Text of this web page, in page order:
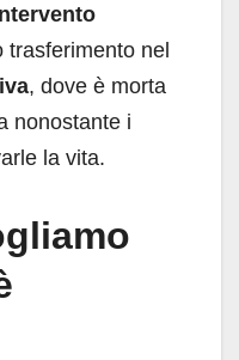
trasferimento nel
, dove è morta
nonostante i
la vita.